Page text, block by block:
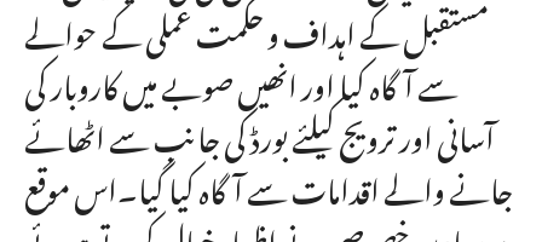
مستقبل کے اہداف و حکمت عملی کے حوالے
سے آگاہ کیا اور انھیں صوبے میں کاروبار کی
آسانی اور ترویج کیلئے بورڈ کی جانب سے اٹھائے
جانے والے اقدامات سے آگاہ کیا گیا۔اس موقع